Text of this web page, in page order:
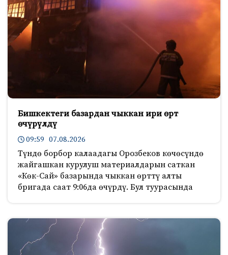
Бишкектеги базардан чыккан ири өрт
өчүрүлдү
09:59 07.08.2026
Түндө борбор калаадагы Орозбеков көчөсүндө
жайгашкан курулуш материалдарын саткан
«Көк-Сай» базарында чыккан өрттү алты
бригада саат 9:06да өчүрдү. Бул туурасында